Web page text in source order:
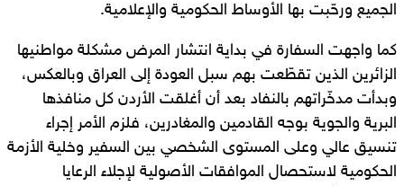
الجميع ورحّبت بها الأوساط الحكومية والإعلامية.
كما واجهت السفارة في بداية انتشار المرض مشكلة مواطنيها
الزائرين الذين تقطّعت بهم سبل العودة إلى العراق وبالعكس،
وبدأت مدخّراتهم بالنفاد بعد أن أغلقت الأردن كل منافذها
البرية والجوية بوجه القادمين والمغادرين، فلزم الأمر إجراء
تنسيق عالي وعلى المستوى الشخصي بين السفير وخلية الأزمة
الحكومية لاستحصال الموافقات الأصولية لإجلاء الرعايا